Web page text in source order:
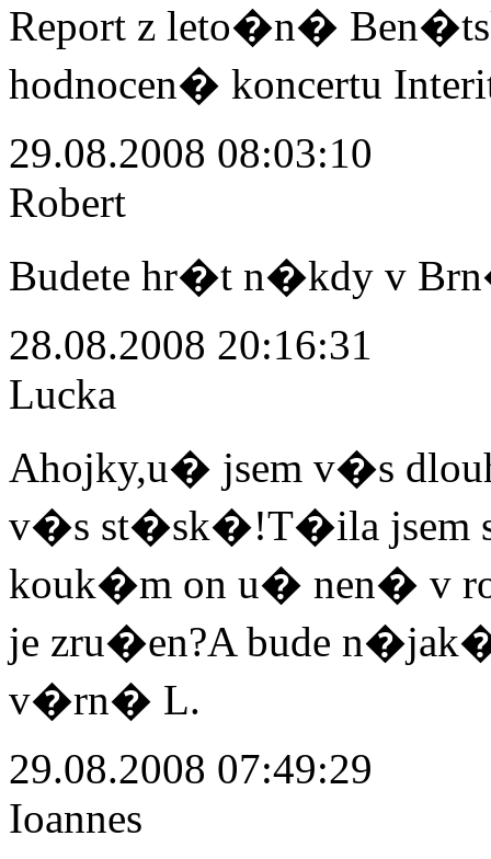
Report z leto�n�
hodnocen� koncertu
29.08.2008 08:03:10
Robert
Budete hr�t n�kdy v
28.08.2008 20:16:31
Lucka
Ahojky,u� jsem v�s
v�s st�sk�!T�ila jsem
kouk�m on u� nen� v
je zru�en?A bude
v�rn� L.
29.08.2008 07:49:29
Ioannes